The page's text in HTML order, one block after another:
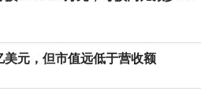
元，但市值远低于营收额